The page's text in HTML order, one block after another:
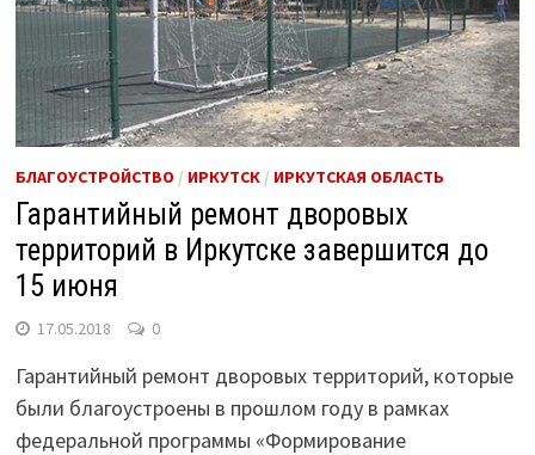
БЛАГОУСТРОЙСТВО / ИРКУТСК/ ИРКУТСКАЯ ОБЛАСТЬ
Гарантийный ремонт дворовых
территорий в Иркутске завершится до
15 июня
17.05.2018 0
Гарантийный ремонт дворовых территорий, которые
были благоустроены в прошлом году в рамках
федеральной программы «Формирование